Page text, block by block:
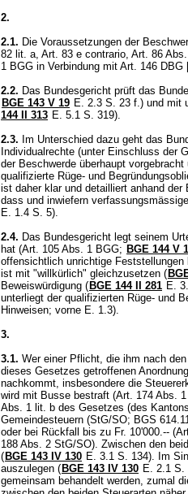
2.
2.1. Die Voraussetzungen der
82 lit. a, Art. 83 e contrario, Art. 86
1 BGG in Verbindung mit Art. 146 DBG
2.2. Das Bundesgericht prüft das
BGE 143 V 19 E. 2.3 S. 23 f.) und mit
144 II 313 E. 5.1 S. 319).
2.3. Im Unterschied dazu geht das
Individualrechte (unter Einschluss der
der Beschwerde überhaupt
qualifizierte Rüge- und
ist daher klar und detailliert anhand
dass und inwiefern
E. 1.4 S. 5).
2.4. Das Bundesgericht legt seinem
hat (Art. 105 Abs. 1 BGG; BGE 144 V
offensichtlich unrichtige Feststellungen
ist mit "willkürlich" gleichzusetzen (
Beweiswürdigung ( BGE 144 II 281 E.
unterliegt der qualifizierten Rüge- und
Hinweisen; vorne E. 1.3).
3.
3.1. Wer einer Pflicht, die ihm nach
dieses Gesetzes getroffenen
nachkommt, insbesondere die
wird mit Busse bestraft (Art. 174 Abs.
Abs. 1 lit. b des Gesetzes (des
Gemeindesteuern (StG/SO; BGS
oder bei Rückfall bis zu Fr. 10'000.-- (
188 Abs. 2 StG/SO). Zwischen den
( BGE 143 IV 130 E. 3.1 S. 134). Im
auszulegen ( BGE 143 IV 130 E. 2.1 S.
gemeinsam behandelt werden, zumal